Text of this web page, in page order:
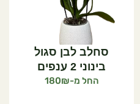
סחלב לבן סגול
בינוני 2 ענפים
180